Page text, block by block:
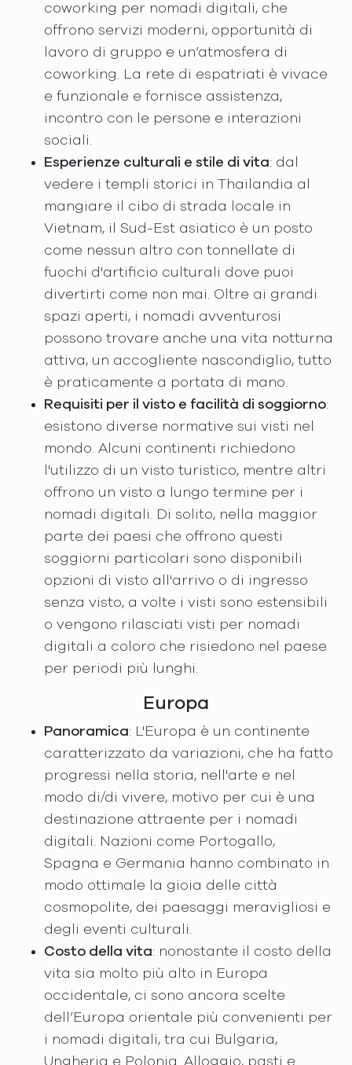
coworking per nomadi digitali, che
offrono servizi moderni, opportunità di
lavoro di gruppo e un’atmosfera di
coworking. La rete di espatriati è vivace
e funzionale e fornisce assistenza,
incontro con le persone e interazioni
sociali.
Esperienze culturali e stile di vita: dal
vedere i templi storici in Thailandia al
mangiare il cibo di strada locale in
Vietnam, il Sud-Est asiatico è un posto
come nessun altro con tonnellate di
fuochi d'artificio culturali dove puoi
divertirti come non mai. Oltre ai grandi
spazi aperti, i nomadi avventurosi
possono trovare anche una vita notturna
attiva, un accogliente nascondiglio, tutto
è praticamente a portata di mano.
Requisiti per il visto e facilità di soggiorno:
esistono diverse normative sui visti nel
mondo. Alcuni continenti richiedono
l'utilizzo di un visto turistico, mentre altri
offrono un visto a lungo termine per i
nomadi digitali. Di solito, nella maggior
parte dei paesi che offrono questi
soggiorni particolari sono disponibili
opzioni di visto all'arrivo o di ingresso
senza visto, a volte i visti sono estensibili
o vengono rilasciati visti per nomadi
digitali a coloro che risiedono nel paese
per periodi più lunghi.
Europa
Panoramica: L'Europa è un continente
caratterizzato da variazioni, che ha fatto
progressi nella storia, nell'arte e nel
modo di/di vivere, motivo per cui è una
destinazione attraente per i nomadi
digitali. Nazioni come Portogallo,
Spagna e Germania hanno combinato in
modo ottimale la gioia delle città
cosmopolite, dei paesaggi meravigliosi e
degli eventi culturali.
Costo della vita: nonostante il costo della
vita sia molto più alto in Europa
occidentale, ci sono ancora scelte
dell’Europa orientale più convenienti per
i nomadi digitali, tra cui Bulgaria,
Ungheria e Polonia. Alloggio, pasti e